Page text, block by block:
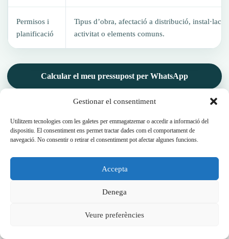
Gestionar el consentiment
Utilitzem tecnologies com les galetes per emmagatzemar o accedir a informació del
dispositiu. El consentiment ens permet tractar dades com el comportament de
navegació. No consentir o retirar el consentiment pot afectar algunes funcions.
Accepta
Denega
Veure preferències
Permisos i
planificació
Tipus d’obra, afectació a distribució,
activitat o elements comuns.
Calcular el meu pressupost per WhatsApp
Veure guia de preus
Reformes de banys i cuines a Reus
amb solucions pràctiques